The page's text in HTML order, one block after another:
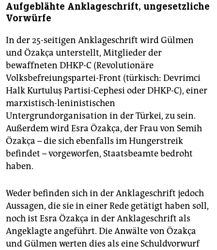
Aufgeblähte Anklageschrift, ungesetzliche
Vorwürfe
In der 25-seitigen Anklageschrift wird Gülmen
und Özakça unterstellt, Mitglieder der
bewaffneten DHKP-C (Revolutionäre
Volksbefreiungspartei-Front (türkisch: Devrimci
Halk Kurtuluş Partisi-Cephesi oder DHKP-C), einer
marxistisch-leninistischen
Untergrundorganisation in der Türkei, zu sein.
Außerdem wird Esra Özakça, der Frau von Semih
Özakça – die sich ebenfalls im Hungerstreik
befindet – vorgeworfen, Staatsbeamte bedroht
haben.
Weder befinden sich in der Anklageschrift jedoch
Aussagen, die sie in einer Rede getätigt haben soll,
noch ist Esra Özakça in der Anklageschrift als
Angeklagte angeführt. Die Anwälte von Özakça
und Gülmen werten dies als eine Schuldvorwurf